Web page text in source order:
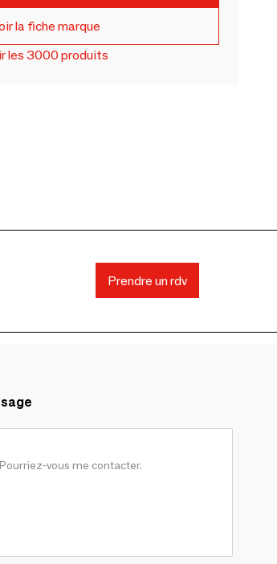
la fiche marque
les 3000 produits
Prendre un rdv